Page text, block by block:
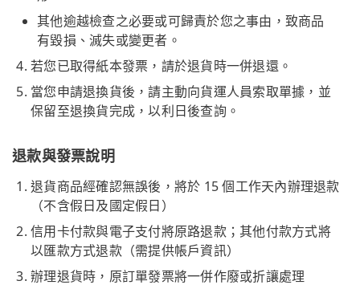
其他逾越檢查之必要或可歸責於您之事由，致商品
有毀損、滅失或變更者。
若您已取得紙本發票，請於退貨時一併退還。
當您申請退換貨後，請主動向貨運人員索取單據，並
保留至退換貨完成，以利日後查詢。
退款與發票說明
退貨商品經確認無誤後，將於 15 個工作天內辦理退款
（不含假日及國定假日）
信用卡付款與電子支付將原路退款；其他付款方式將
以匯款方式退款（需提供帳戶資訊）
辦理退貨時，原訂單發票將一併作廢或折讓處理